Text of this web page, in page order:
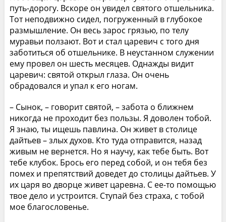
путь-дорогу. Вскоре он увидел святого отшельника.
Тот неподвижно сидел, погруженный в глубокое
размышление. Он весь зарос грязью, по телу
муравьи ползают. Вот и стал царевич с того дня
заботиться об отшельнике. В неустанном служении
ему провел он шесть месяцев. Однажды видит
царевич: святой открыл глаза. Он очень
обрадовался и упал к его ногам.
– Сынок, – говорит святой, – забота о ближнем
никогда не проходит без пользы. Я доволен тобой.
Я знаю, ты ищешь павлина. Он живет в столице
дайтьев – злых духов. Кто туда отправится, назад
живым не вернется. Но я научу, как тебе быть. Вот
тебе клубок. Брось его перед собой, и он тебя без
помех и препятствий доведет до столицы дайтьев. У
их царя во дворце живет царевна. С ее-то помощью
твое дело и устроится. Ступай без страха, с тобой
мое благословенье.